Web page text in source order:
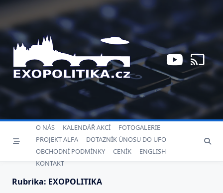
Skip
content
O NÁS KALENDÁŘ AKCÍ
FOTOGALERIE
PROJEKT ALFA
DOTAZNÍK ÚNOSU DO UFO
OBCHODNÍ PODMÍNKY
CENÍK
ENGLISH
KONTAKT
Rubrika: EXOPOLITIKA